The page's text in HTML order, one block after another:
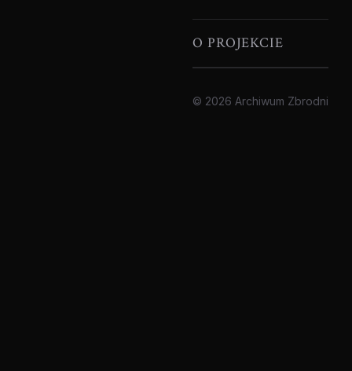
O PROJEKCIE
© 2026 Archiwum Zbrodni